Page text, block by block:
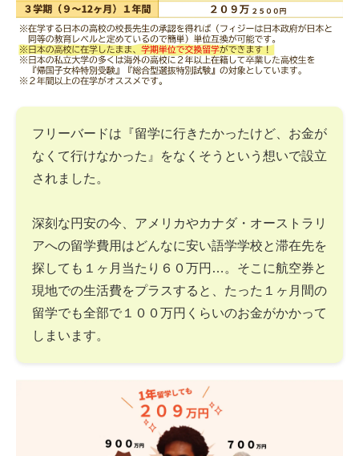
フリーバードは『留学に行きたかったけど、お金が
なくて行けなかった』をなくそうという想いで設立
されました。
深刻な円安の今、アメリカやカナダ・オーストラリ
アへの留学費用はどんなに安い語学学校と滞在先を
探しても１ヶ月当たり６０万円…。そこに航空券と
現地での生活費をプラスすると、たった１ヶ月間の
留学でも全部で１００万円くらいのお金がかかって
しまいます。